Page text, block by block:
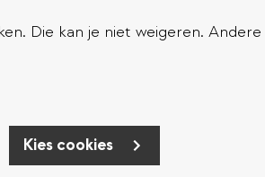
Die kan je niet weigeren.
Kies cookies